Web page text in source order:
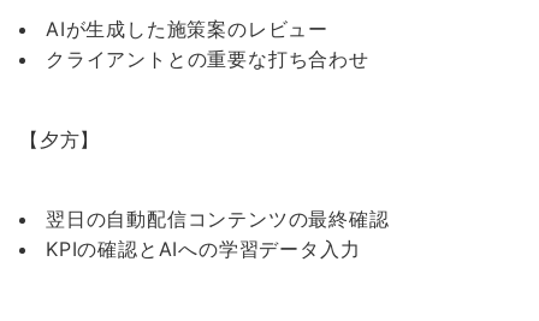
AIが生成した施策案のレビュー
クライアントとの重要な打ち合わせ
【夕方】
翌日の自動配信コンテンツの最終確認
KPIの確認とAIへの学習データ入力